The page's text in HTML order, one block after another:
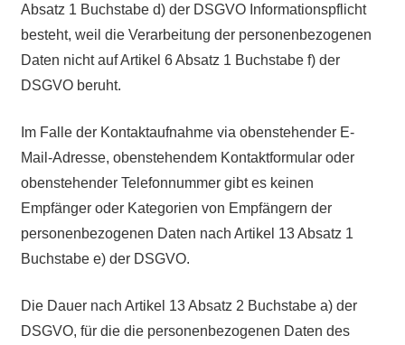
Absatz 1 Buchstabe d) der DSGVO Informationspflicht
besteht, weil die Verarbeitung der personenbezogenen
Daten nicht auf Artikel 6 Absatz 1 Buchstabe f) der
DSGVO beruht.
Im Falle der Kontaktaufnahme via obenstehender E-
Mail-Adresse, obenstehendem Kontaktformular oder
obenstehender Telefonnummer gibt es keinen
Empfänger oder Kategorien von Empfängern der
personenbezogenen Daten nach Artikel 13 Absatz 1
Buchstabe e) der DSGVO.
Die Dauer nach Artikel 13 Absatz 2 Buchstabe a) der
DSGVO, für die die personenbezogenen Daten des